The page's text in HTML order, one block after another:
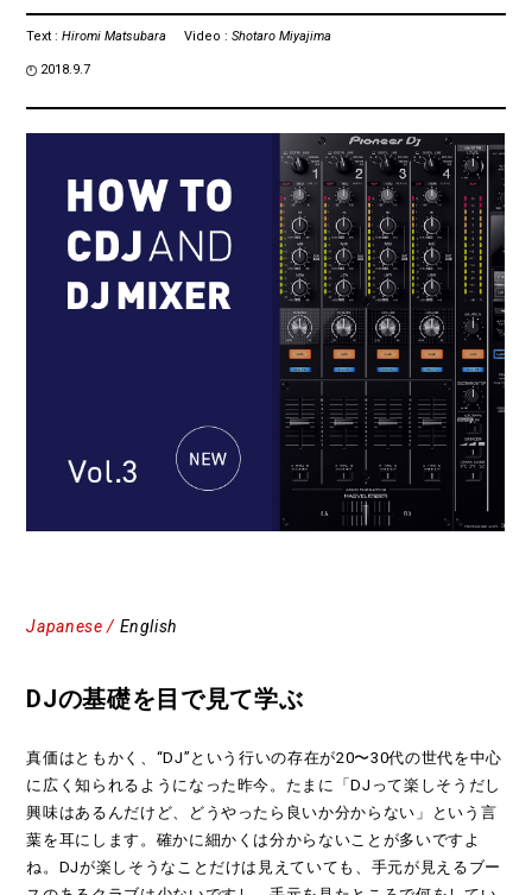
Text :Hiromi Matsubara Video :Shotaro Miyajima
2018.9.7
Japanese / English
DJの基礎を目で見て学ぶ
真価はともかく、“DJ”という行いの存在が20〜30代の世代を中心
に広く知られるようになった昨今。たまに「DJって楽しそうだし
興味はあるんだけど、どうやったら良いか分からない」という言
葉を耳にします。確かに細かくは分からないことが多いですよ
ね。DJが楽しそうなことだけは見えていても、手元が見えるブー